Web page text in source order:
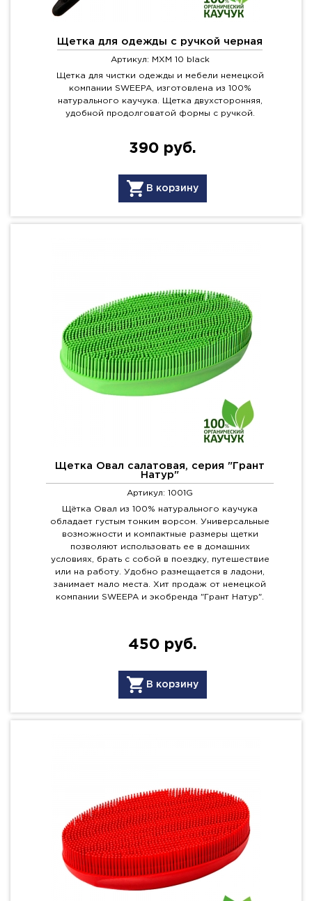
Щетка для одежды с ручкой черная
Артикул: MXM 10 black
Щетка для чистки одежды и мебели немецкой
компании SWEEPA, изготовлена из 100%
натурального каучука. Щетка двухсторонняя,
удобной продолговатой формы с ручкой.
390 руб.
В корзину
Щетка Овал салатовая, серия "Грант
Натур"
Артикул: 1001G
Щётка Овал из 100% натурального каучука
обладает густым тонким ворсом. Универсальные
возможности и компактные размеры щетки
позволяют использовать ее в домашних
условиях, брать с собой в поездку, путешествие
или на работу. Удобно размещается в ладони,
занимает мало места. Хит продаж от немецкой
компании SWEEPA и экобренда "Грант Натур".
450 руб.
В корзину